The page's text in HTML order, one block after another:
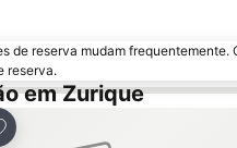
de reserva mudam
reserva.
em Zurique
aos favoritos